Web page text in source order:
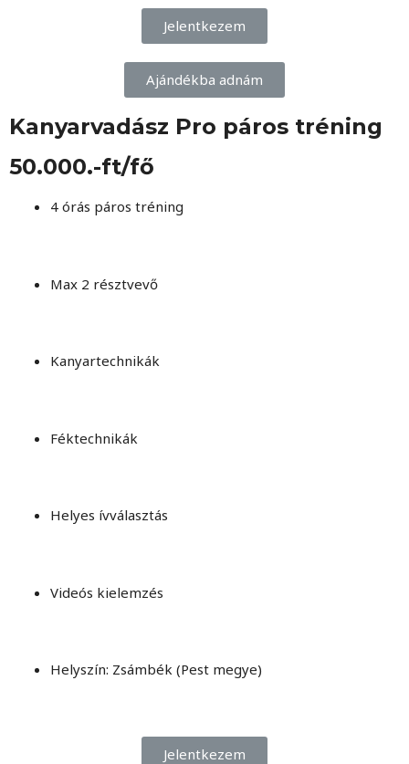
Jelentkezem
Ajándékba adnám
Kanyarvadász Pro páros tréning
50.000.-ft/fő
4 órás páros tréning
Max 2 résztvevő
Kanyartechnikák
Féktechnikák
Helyes ívválasztás
Videós kielemzés
Helyszín: Zsámbék (Pest megye)
Jelentkezem